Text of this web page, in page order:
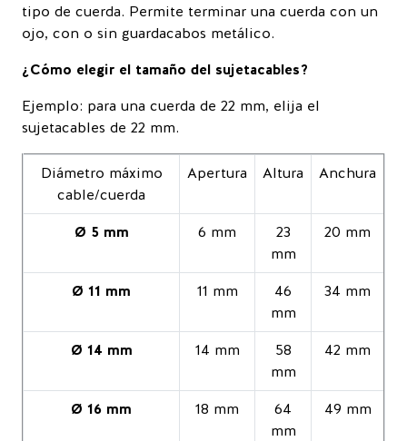
tipo de cuerda. Permite terminar una cuerda con un
ojo, con o sin guardacabos metálico.
¿Cómo elegir el tamaño del sujetacables?
Ejemplo: para una cuerda de 22 mm, elija el
sujetacables de 22 mm.
Diámetro máximo
cable/cuerda
Apertura Altura Anchura
Ø 5 mm 6 mm
23
mm
20 mm
Ø 11 mm 11 mm
46
mm
34 mm
Ø 14 mm 14 mm
58
mm
42 mm
Ø 16 mm 18 mm
64
mm
49 mm